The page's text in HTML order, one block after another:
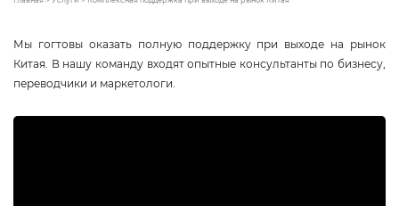
Мы гогтовы оказать полную поддержку при выходе на рынок
Китая. В нашу команду входят опытные консультанты по бизнесу,
переводчики и маркетологи.